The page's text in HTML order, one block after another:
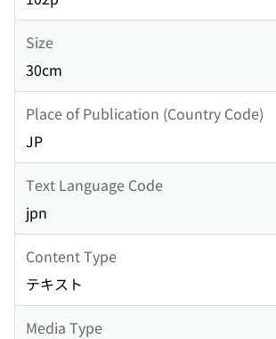
Size
30cm
Place of Publication (Country Code)
JP
Text Language Code
jpn
Content Type
テキスト
Media Type